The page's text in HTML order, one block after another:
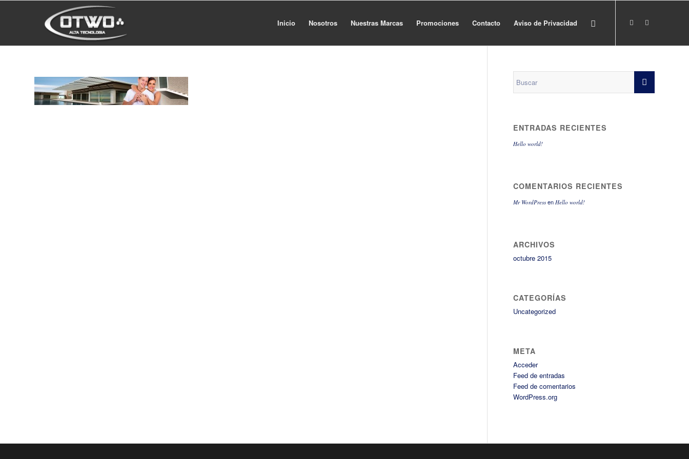
Inicio Nosotros Nuestras Marcas Promociones Contacto Aviso de Privacidad
ENTRADAS RECIENTES
Hello world!
COMENTARIOS RECIENTES
Mr WordPress enHello world!
ARCHIVOS
octubre 2015
CATEGORÍAS
Uncategorized
META
Acceder
Feed de entradas
Feed de comentarios
WordPress.org